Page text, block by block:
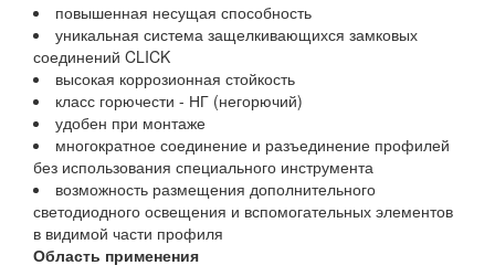
повышенная несущая способность
уникальная система защелкивающихся замковых
соединений CLICK
высокая коррозионная стойкость
класс горючести - НГ (негорючий)
удобен при монтаже
многократное соединение и разъединение профилей
без использования специального инструмента
возможность размещения дополнительного
светодиодного освещения и вспомогательных элементов
в видимой части профиля
Область применения